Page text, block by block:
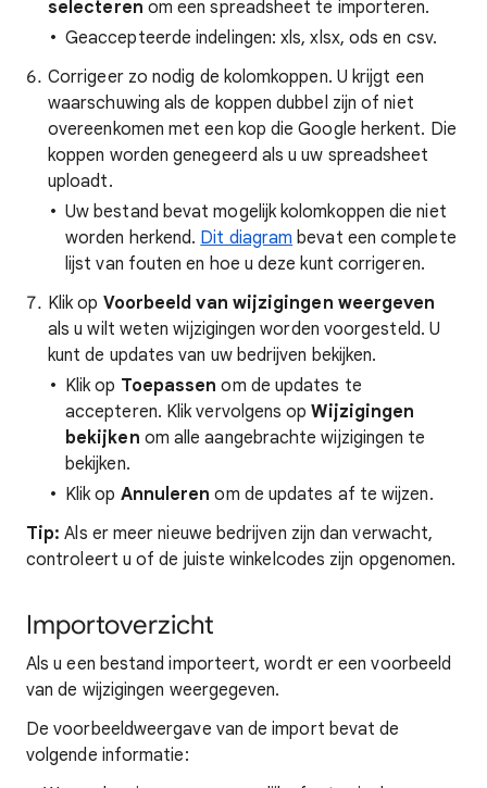
selecteren om een spreadsheet te importeren.
Geaccepteerde indelingen: xls, xlsx, ods en csv.
Corrigeer zo nodig de kolomkoppen. U krijgt een
waarschuwing als de koppen dubbel zijn of niet
overeenkomen met een kop die Google herkent. Die
koppen worden genegeerd als u uw spreadsheet
uploadt.
Uw bestand bevat mogelijk kolomkoppen die niet
worden herkend. Dit diagram bevat een complete
lijst van fouten en hoe u deze kunt corrigeren.
Klik op Voorbeeld van wijzigingen weergeven
als u wilt weten wijzigingen worden voorgesteld. U
kunt de updates van uw bedrijven bekijken.
Klik op Toepassen om de updates te
accepteren. Klik vervolgens opWijzigingen
bekijken om alle aangebrachte wijzigingen te
bekijken.
Klik op Annuleren om de updates af te wijzen.
Tip: Als er meer nieuwe bedrijven zijn dan verwacht,
controleert u of de juiste winkelcodes zijn opgenomen.
Importoverzicht
Als u een bestand importeert, wordt er een voorbeeld
van de wijzigingen weergegeven.
De voorbeeldweergave van de import bevat de
volgende informatie: